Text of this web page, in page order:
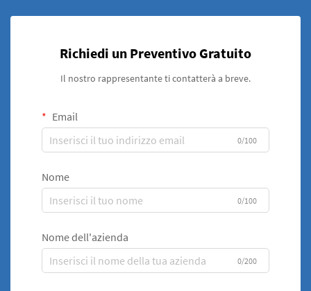
Richiedi un Preventivo Gratuito
Il nostro rappresentante ti contatterà a breve.
Email
0/100
Nome
0/100
Nome dell'azienda
0/200